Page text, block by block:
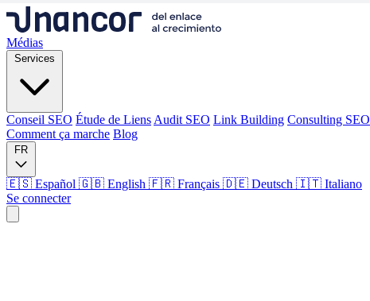
Médias
Services
Conseil SEO Étude de Liens Audit SEO Link Building Consulting SEO
Comment ça marche Blog
FR
🇪🇸 Español 🇬🇧 English 🇫🇷 Français 🇩🇪 Deutsch 🇮🇹 Italiano
Se connecter